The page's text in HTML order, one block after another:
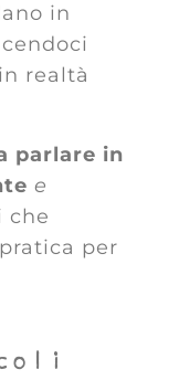
in
realtà
parlare in
e
che
per